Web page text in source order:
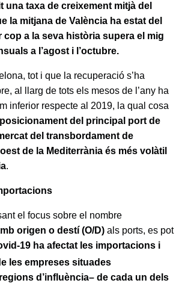
una taxa de creixement mitjà del
la mitjana de València ha estat del
cop a la seva història supera el mig
a l’agost i l’octubre.
tot i que la recuperació s’ha
al llarg de tots els mesos de l’any ha
inferior respecte al 2019, la qual cosa
del principal port de
del transbordament de
de la Mediterrània és més volàtil
.
el focus sobre el nombre
origen o destí (O/D) als ports, es pot
19 ha afectat les importacions i
les empreses situades
d’influència– de cada un dels